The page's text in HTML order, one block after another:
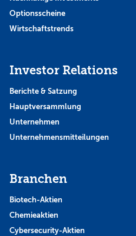
Optionsscheine
Wirtschaftstrends
Investor Relations
Berichte & Satzung
Hauptversammlung
Unternehmen
Unternehmensmitteilungen
Branchen
Biotech-Aktien
Chemieaktien
Cybersecurity-Aktien